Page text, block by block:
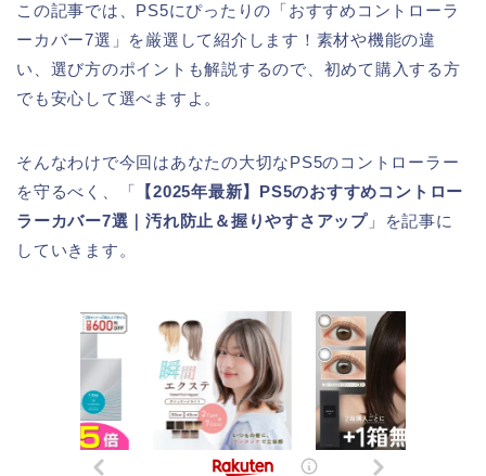
この記事では、PS5にぴったりの「おすすめコントローラ
ーカバー7選」を厳選して紹介します！素材や機能の違
い、選び方のポイントも解説するので、初めて購入する方
でも安心して選べますよ。
そんなわけで今回はあなたの大切なPS5のコントローラー
を守るべく、「
【2025年最新】PS5のおすすめコントロー
ラーカバー7選｜汚れ防止＆握りやすさアップ」を記事に
していきます。